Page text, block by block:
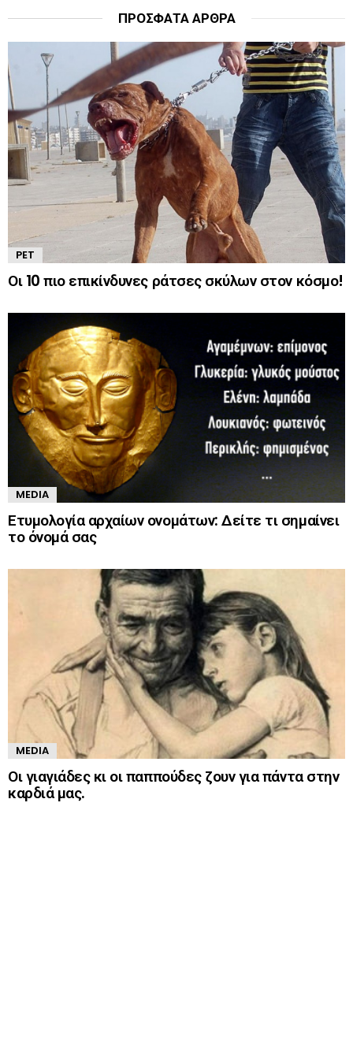
ΠΡΌΣΦΑΤΑ ΆΡΘΡΑ
PET
Οι 10 πιο επικίνδυνες ράτσες σκύλων στον κόσμο!
MEDIA
Ετυμολογία αρχαίων ονομάτων: Δείτε τι σημαίνει
το όνομά σας
MEDIA
Οι γιαγιάδες κι οι παππούδες ζουν για πάντα στην
καρδιά μας.